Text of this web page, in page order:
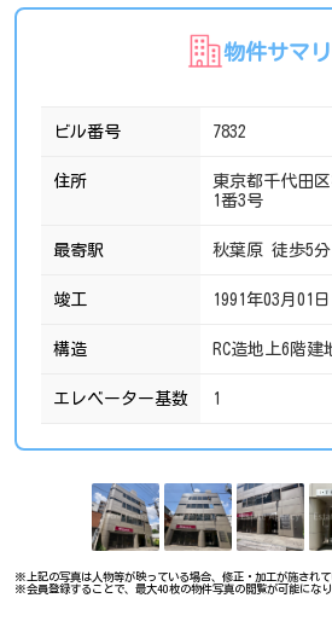
物件サマ
ビル番号 7832
住所
東京都千代田
1番3号
最寄駅 秋葉原 徒歩5分
竣工 1991年03月01日
構造 RC造地上6階建
エレベーター基数 1
※上記の写真は人物等が映っている場合、修正・加工が施されて
※会員登録することで、最大40枚の物件写真の閲覧が可能になり